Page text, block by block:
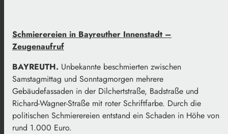
Schmierereien in Bayreuther Innenstadt –
Zeugenaufruf
BAYREUTH. Unbekannte beschmierten zwischen
Samstagmittag und Sonntagmorgen mehrere
Gebäudefassaden in der Dilchertstraße, Badstraße und
Richard-Wagner-Straße mit roter Schriftfarbe. Durch die
politischen Schmierereien entstand ein Schaden in Höhe von
rund 1.000 Euro.